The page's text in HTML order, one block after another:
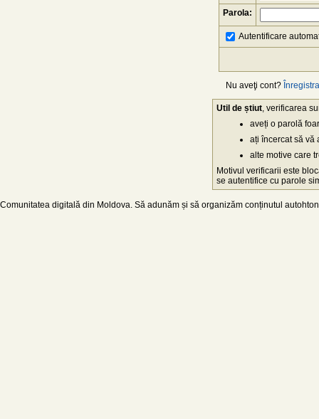
Parola:
Autentificare
Nu aveţi cont?
Util de știut , verificarea
aveți o parolă
ați încercat să vă
alte motive care
Motivul verificarii este
se autentifice cu parole
Comunitatea digitală din Moldova. Să adunăm și să organizăm conținutul